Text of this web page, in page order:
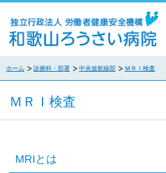
ホーム 診療科・部署 中央放射線部 ＭＲＩ検査
ＭＲＩ検査
MRIとは